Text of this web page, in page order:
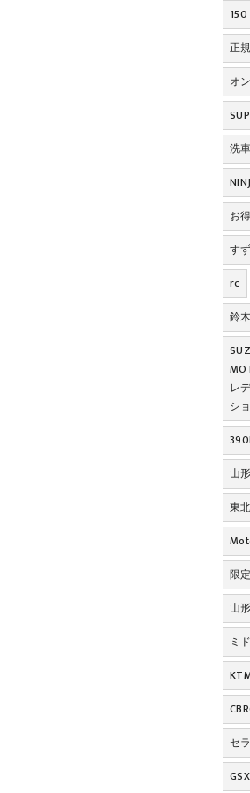
150
正規
オ
洗車
お得
す
rc
鈴木
レ
シ
山
東
限
山
ミ
セ